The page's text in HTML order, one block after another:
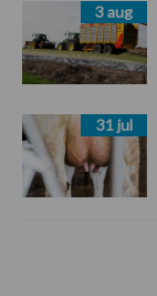
3 aug
31 jul